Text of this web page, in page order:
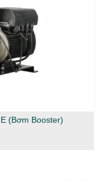
(Bơm Booster)